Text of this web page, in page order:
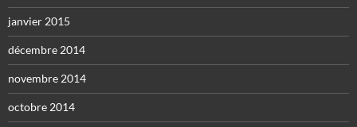
janvier 2015
décembre 2014
novembre 2014
octobre 2014